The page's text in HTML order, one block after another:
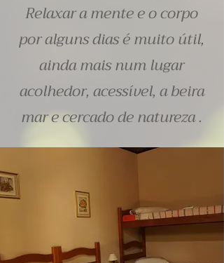
Relaxar a mente e o corpo
por alguns dias é muito útil,
ainda mais num lugar
acolhedor, acessível, a beira
mar e cercado de natureza .